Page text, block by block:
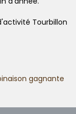
Tourbillon
gagnante